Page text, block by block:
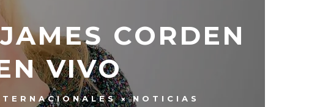
CORDEN
VIVO
NOTICIAS